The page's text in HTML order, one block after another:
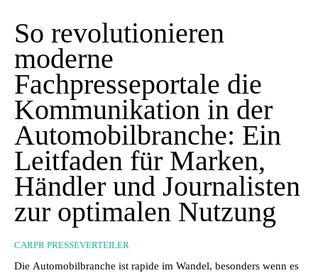
So revolutionieren
moderne
Fachpresseportale die
Kommunikation in der
Automobilbranche: Ein
Leitfaden für Marken,
Händler und Journalisten
zur optimalen Nutzung
CARPR PRESSEVERTEILER
Die Automobilbranche ist rapide im Wandel, besonders wenn es